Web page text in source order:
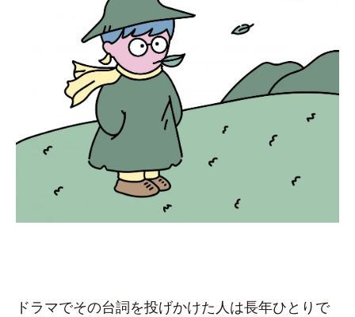
ドラマでその台詞を投げかけた人は長年ひとりで